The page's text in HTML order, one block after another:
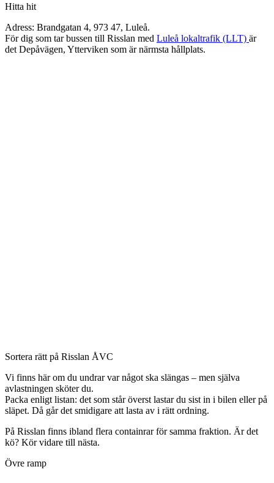
Hitta hit
Adress: Brandgatan 4, 973 47, Luleå.
För dig som tar bussen till Risslan med Luleå lokaltrafik (LLT) är
det Depåvägen, Ytterviken som är närmsta hållplats.
Sortera rätt på Risslan ÅVC
Vi finns här om du undrar var något ska slängas – men själva
avlastningen sköter du.
Packa enligt listan: det som står överst lastar du sist in i bilen eller på
släpet. Då går det smidigare att lasta av i rätt ordning.
På Risslan finns ibland flera containrar för samma fraktion. Är det
kö? Kör vidare till nästa.
Övre ramp